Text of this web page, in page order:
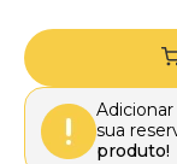
sua
produto!